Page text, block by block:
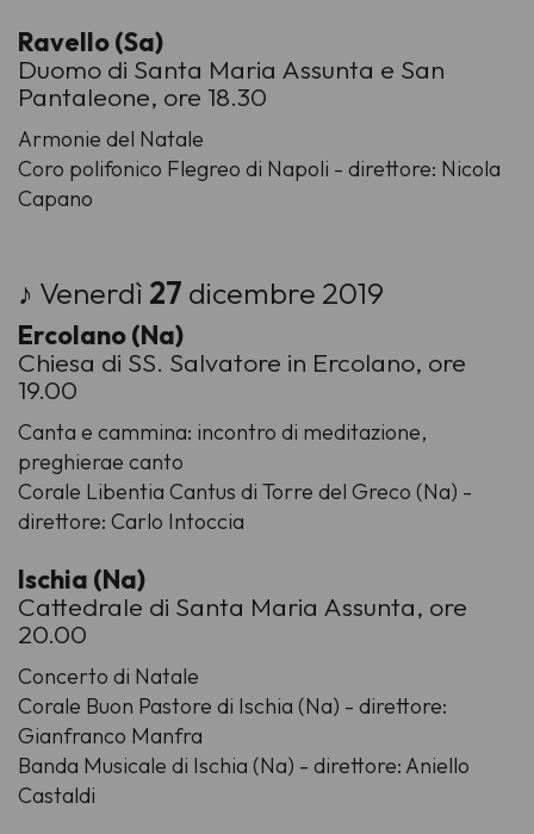
Ravello (Sa)
Duomo di Santa Maria Assunta e San
Pantaleone, ore 18.30
Armonie del Natale
Coro polifonico Flegreo di Napoli - direttore: Nicola
Capano
♪ Venerdì 27 dicembre 2019
Ercolano (Na)
Chiesa di SS. Salvatore in Ercolano, ore
19.00
Canta e cammina: incontro di meditazione,
preghierae canto
Corale Libentia Cantus di Torre del Greco (Na) -
direttore: Carlo Intoccia
Ischia (Na)
Cattedrale di Santa Maria Assunta, ore
20.00
Concerto di Natale
Corale Buon Pastore di Ischia (Na) - direttore:
Gianfranco Manfra
Banda Musicale di Ischia (Na) - direttore: Aniello
Castaldi